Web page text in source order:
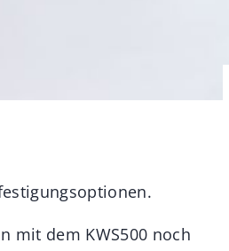
mit dem KWS500 noch